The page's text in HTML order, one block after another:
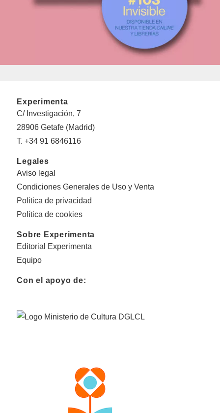
Experimenta
C/ Investigación, 7
28906 Getafe (Madrid)
T. +34 91 6846116
Legales
Aviso legal
Condiciones Generales de Uso y Venta
Politica de privacidad
Política de cookies
Sobre Experimenta
Editorial Experimenta
Equipo
Con el apoyo de: